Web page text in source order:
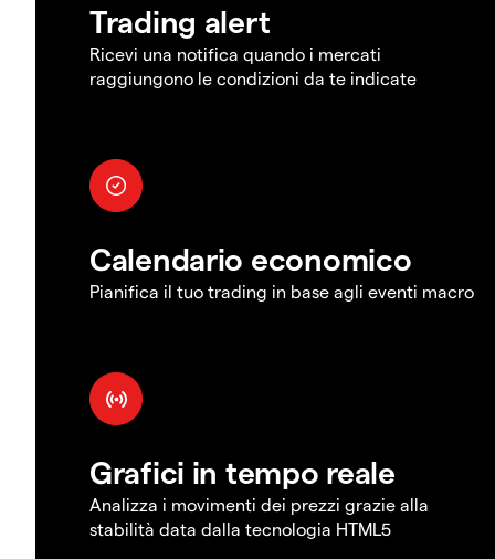
Trading alert
Ricevi una notifica quando i mercati
raggiungono le condizioni da te indicate
Calendario economico
Pianifica il tuo trading in base agli eventi macro
Grafici in tempo reale
Analizza i movimenti dei prezzi grazie alla
stabilità data dalla tecnologia HTML5